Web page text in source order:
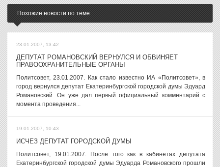
Похожие новости по теме
23.01.2007, 13:42
ДЕПУТАТ РОМАНОВСКИЙ ВЕРНУЛСЯ И ОБВИНЯЕТ
ПРАВООХРАНИТЕЛЬНЫЕ ОРГАНЫ
Политсовет, 23.01.2007. Как стало известно ИА «Политсовет», в
город вернулся депутат Екатеринбургской городской думы Эдуард
Романовский. Он уже дал первый официальный комментарий с
момента проведения...
19.01.2007, 10:43
ИСЧЕЗ ДЕПУТАТ ГОРОДСКОЙ ДУМЫ
Политсовет, 19.01.2007. После того как в кабинетах депутата
Екатеринбургской городской думы Эдуарда Романовского прошли